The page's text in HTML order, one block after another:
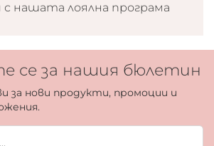
нашата лоялна програма
се за нашия бюлетин
за нови продукти, промоции и